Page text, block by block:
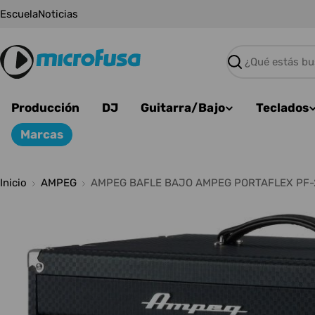
Saltar
EscuelaNoticias
Buscar
Producción DJ Guitarra/Bajo Teclados
Marcas
Inicio AMPEG AMPEG BAFLE BAJO AMPEG PORTAFLEX